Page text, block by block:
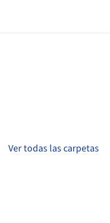
Ver todas las carpetas